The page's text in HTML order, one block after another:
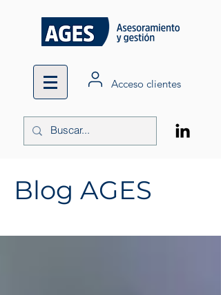
Acceso clientes
Blog AGES